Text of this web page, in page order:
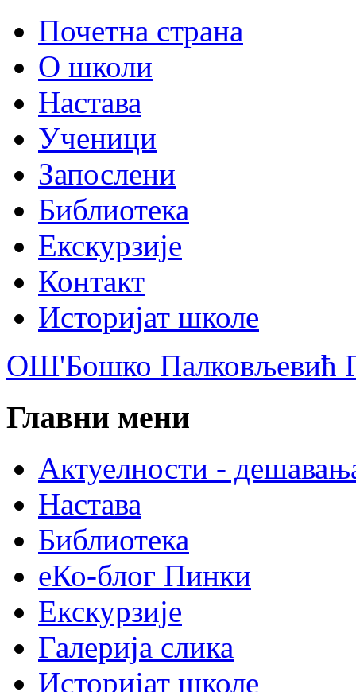
Почетна страна
О школи
Настава
Ученици
Запослени
Библиотека
Екскурзије
Контакт
Историјат школе
ОШ'Бошко Палковљевић
Главни мени
Актуелности -
Настава
Библиотека
еКо-блог Пинки
Екскурзије
Галерија слика
Историјат школе